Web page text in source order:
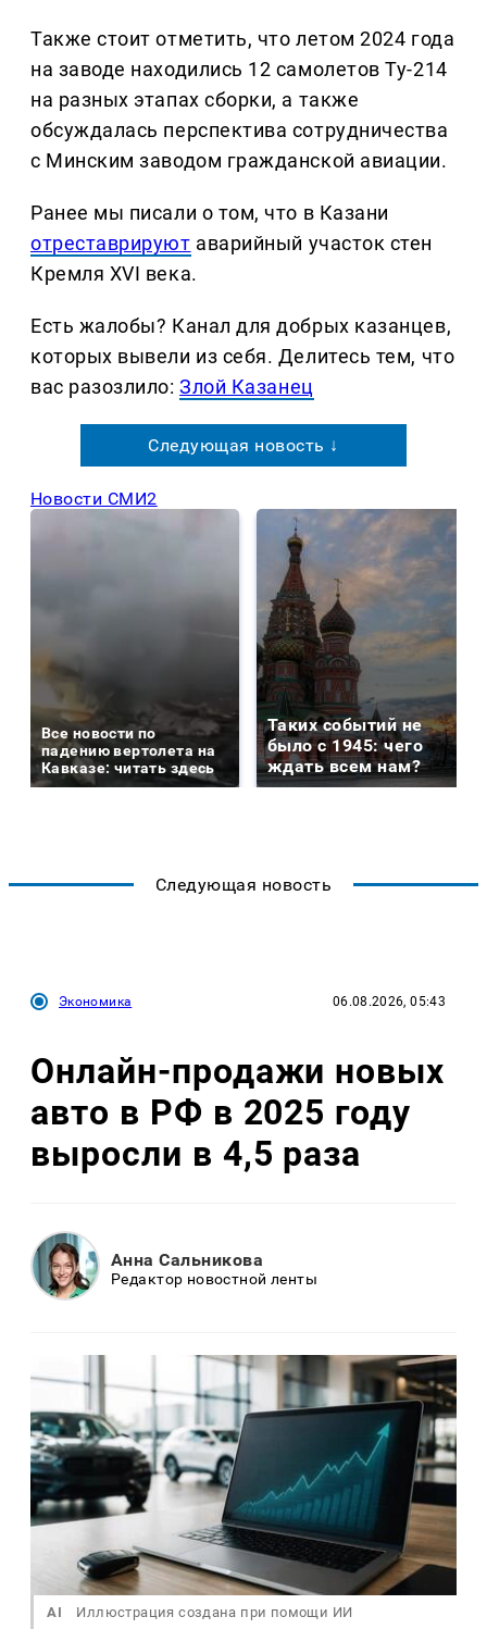
Также стоит отметить, что летом 2024 года
на заводе находились 12 самолетов Ту-214
на разных этапах сборки, а также
обсуждалась перспектива сотрудничества
с Минским заводом гражданской авиации.
Ранее мы писали о том, что в Казани
отреставрируют аварийный участок стен
Кремля XVI века.
Есть жалобы? Канал для добрых казанцев,
которых вывели из себя. Делитеcь тем, что
вас разозлило:Злой Казанец
Следующая новость ↓
Новости СМИ2
Все новости по
падению вертолета на
Кавказе: читать здесь
Таких событий не
было с 1945: чего
ждать всем нам?
Следующая новость
Экономика 06.08.2026, 05:43
Онлайн-продажи новых
авто в РФ в 2025 году
выросли в 4,5 раза
Анна Сальникова
Редактор новостной ленты
AI Иллюстрация создана при помощи ИИ